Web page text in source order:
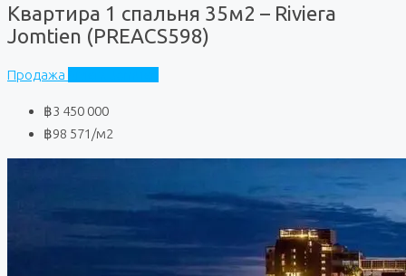
Квартира 1 спальня 35м2 – Riviera
Jomtien (PREACS598)
Продажа
฿3 450 000
฿98 571 /м2